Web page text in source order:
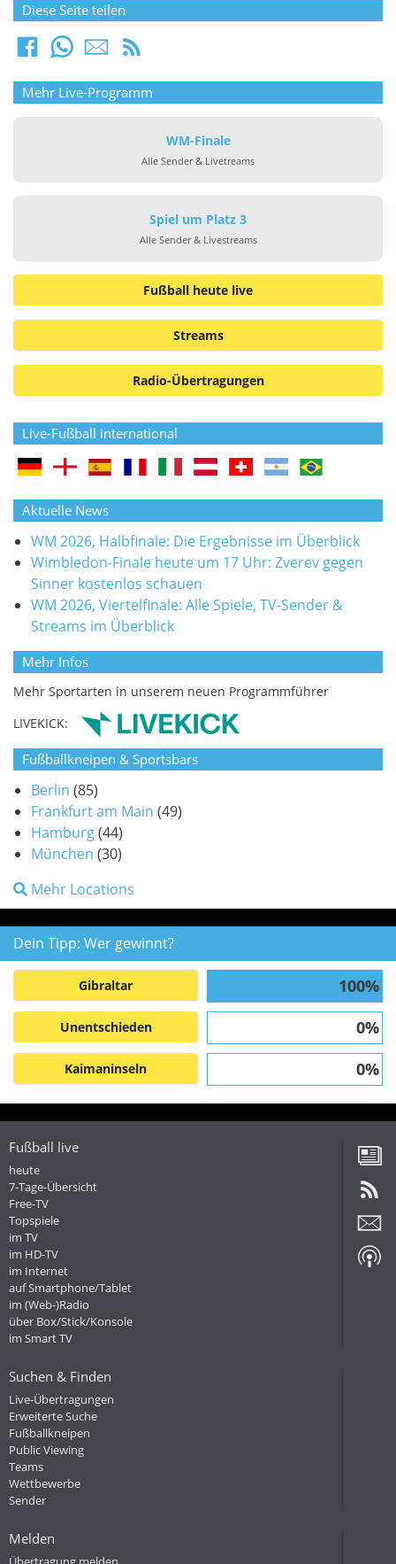
Diese Seite teilen
Mehr Live-Programm
WM-Finale
Alle Sender & Livetreams
Spiel um Platz 3
Alle Sender & Livestreams
Fußball heute live
Streams
Radio-Übertragungen
Live-Fußball international
Aktuelle News
WM 2026, Halbfinale: Die Ergebnisse im Überblick
Wimbledon-Finale heute um 17 Uhr: Zverev gegen
Sinner kostenlos schauen
WM 2026, Viertelfinale: Alle Spiele, TV-Sender &
Streams im Überblick
Mehr Infos
Mehr Sportarten in unserem neuen Programmführer
LIVEKICK:
Fußballkneipen & Sportsbars
Berlin (85)
Frankfurt am Main (49)
Hamburg(44)
München (30)
Mehr Locations
Dein Tipp: Wer gewinnt?
Gibraltar 100%
Unentschieden 0%
Kaimaninseln 0%
Fußball live
heute
7-Tage-Übersicht
Free-TV
Topspiele
im TV
im HD-TV
im Internet
auf Smartphone/Tablet
im (Web-)Radio
über Box/Stick/Konsole
im Smart TV
Suchen & Finden
Live-Übertragungen
Erweiterte Suche
Fußballkneipen
Public Viewing
Teams
Wettbewerbe
Sender
Melden